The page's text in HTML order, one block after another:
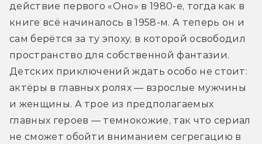
действие первого «Оно» в 1980-е, тогда как в
книге всё начиналось в 1958-м. А теперь он и
сам берётся за ту эпоху, в которой освободил
пространство для собственной фантазии.
Детских приключений ждать особо не стоит:
актёры в главных ролях — взрослые мужчины
и женщины. А трое из предполагаемых
главных героев — темнокожие, так что сериал
не сможет обойти вниманием сегрегацию в